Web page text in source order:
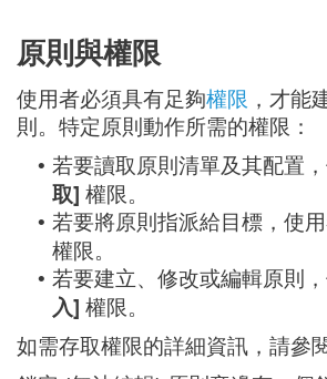
原則與權限
使用者必須具有足夠權限 ，才能
則。特定原則動作所需的權限：
• 若要讀取原則清單及其配置
取] 權限。
• 若要將原則指派給目標，使
權限。
• 若要建立、修改或編輯原則
入] 權限。
如需存取權限的詳細資訊，請參